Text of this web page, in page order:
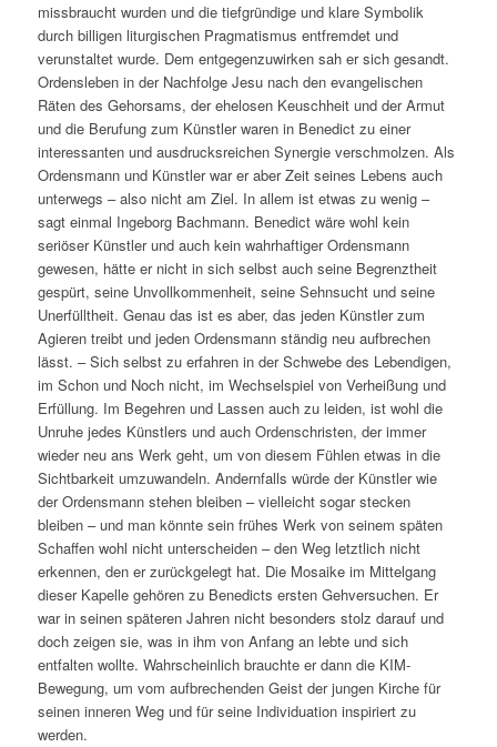
missbraucht wurden und die tiefgründige und klare Symbolik
durch billigen liturgischen Pragmatismus entfremdet und
verunstaltet wurde. Dem entgegenzuwirken sah er sich gesandt.
Ordensleben in der Nachfolge Jesu nach den evangelischen
Räten des Gehorsams, der ehelosen Keuschheit und der Armut
und die Berufung zum Künstler waren in Benedict zu einer
interessanten und ausdrucksreichen Synergie verschmolzen. Als
Ordensmann und Künstler war er aber Zeit seines Lebens auch
unterwegs – also nicht am Ziel. In allem ist etwas zu wenig –
sagt einmal Ingeborg Bachmann. Benedict wäre wohl kein
seriöser Künstler und auch kein wahrhaftiger Ordensmann
gewesen, hätte er nicht in sich selbst auch seine Begrenztheit
gespürt, seine Unvollkommenheit, seine Sehnsucht und seine
Unerfülltheit. Genau das ist es aber, das jeden Künstler zum
Agieren treibt und jeden Ordensmann ständig neu aufbrechen
lässt. – Sich selbst zu erfahren in der Schwebe des Lebendigen,
im Schon und Noch nicht, im Wechselspiel von Verheißung und
Erfüllung. Im Begehren und Lassen auch zu leiden, ist wohl die
Unruhe jedes Künstlers und auch Ordenschristen, der immer
wieder neu ans Werk geht, um von diesem Fühlen etwas in die
Sichtbarkeit umzuwandeln. Andernfalls würde der Künstler wie
der Ordensmann stehen bleiben – vielleicht sogar stecken
bleiben – und man könnte sein frühes Werk von seinem späten
Schaffen wohl nicht unterscheiden – den Weg letztlich nicht
erkennen, den er zurückgelegt hat. Die Mosaike im Mittelgang
dieser Kapelle gehören zu Benedicts ersten Gehversuchen. Er
war in seinen späteren Jahren nicht besonders stolz darauf und
doch zeigen sie, was in ihm von Anfang an lebte und sich
entfalten wollte. Wahrscheinlich brauchte er dann die KIM-
Bewegung, um vom aufbrechenden Geist der jungen Kirche für
seinen inneren Weg und für seine Individuation inspiriert zu
werden.